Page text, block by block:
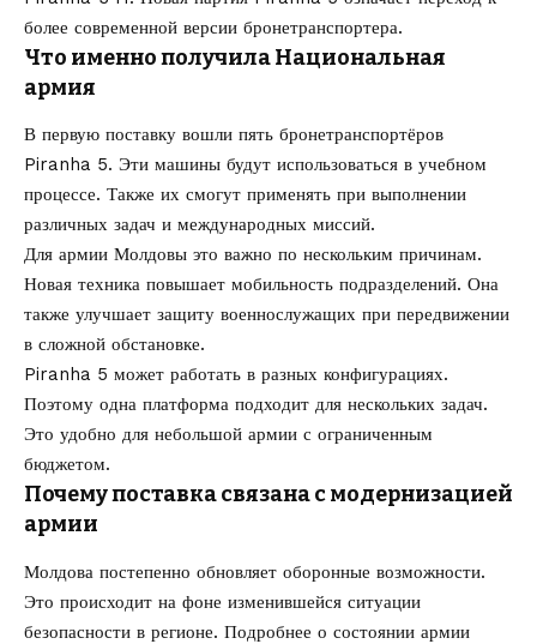
более современной версии бронетранспортера.
Что именно получила Национальная
армия
В первую поставку вошли пять бронетранспортёров
Piranha 5. Эти машины будут использоваться в учебном
процессе. Также их смогут применять при выполнении
различных задач и международных миссий.
Для армии Молдовы это важно по нескольким причинам.
Новая техника повышает мобильность подразделений. Она
также улучшает защиту военнослужащих при передвижении
в сложной обстановке.
Piranha 5 может работать в разных конфигурациях.
Поэтому одна платформа подходит для нескольких задач.
Это удобно для небольшой армии с ограниченным
бюджетом.
Почему поставка связана с модернизацией
армии
Молдова постепенно обновляет оборонные возможности.
Это происходит на фоне изменившейся ситуации
безопасности в регионе. Подробнее о состоянии армии